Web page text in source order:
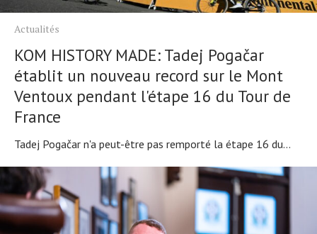
Actualités
KOM HISTORY MADE: Tadej Pogačar
établit un nouveau record sur le Mont
Ventoux pendant l'étape 16 du Tour de
France
Tadej Pogačar n'a peut-être pas remporté la étape 16 du...